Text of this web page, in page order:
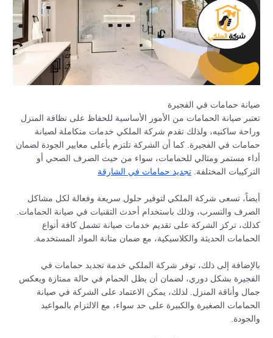
صيانة حمامات في الفجيرة
تعتبر صيانة الحمامات من الأمور الأساسية للحفاظ على نظافة المنزل
وراحة ساكنيه، ولذلك تقدم شركة الملكي خدمات متكاملة لصيانة
حمامات في الفجيرة. كما أن الشركة تلتزم بأعلى معايير الجودة لضمان
أداء مستمر ومثالي للحمامات، سواء من حيث الصرف الصحي أو
التركيبات المختلفة.تجديد حمامات في الشارقة
أيضاً، تسعى شركة الملكي لتوفير حلول سريعة وفعالة لكل مشاكل
الصرف والتسرب، وذلك باستخدام أحدث التقنيات في صيانة الحمامات.
كذلك، تركز الشركة على تقديم خدمات صيانة تشمل كافة أنواع
الحمامات الحديثة والكلاسيكية، مع ضمان متانة المواد المستخدمة.
بالإضافة إلى ذلك، توفر شركة الملكي خدمة تجديد حمامات في
الفجيرة بشكل دوري، لضمان أن يظل الحمام في حالة ممتازة ويعكس
جمال وأناقة المنزل. لذلك، يمكن الاعتماد على الشركة في صيانة
الحمامات الصغيرة والكبيرة على حد سواء، مع الالتزام بالمواعيد
والجودة.